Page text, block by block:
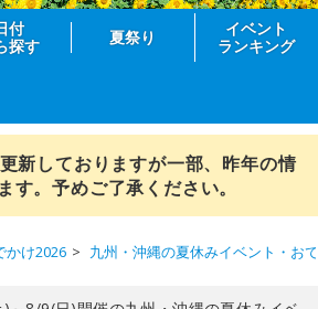
付
探す
夏祭り
イベント
ランキング
新しておりますが一部、昨年の情
す。予めご了承ください。
かけ2026 九州・沖縄の夏休みイベント・お